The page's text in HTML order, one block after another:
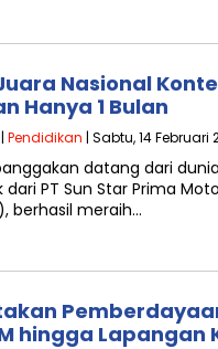
Nasional
Hanya 1 Bulan
| Pendidikan | Sabtu, 14 Februari
datang dari
PT Sun Star Prima
berhasil meraih…
hingga Lapangan